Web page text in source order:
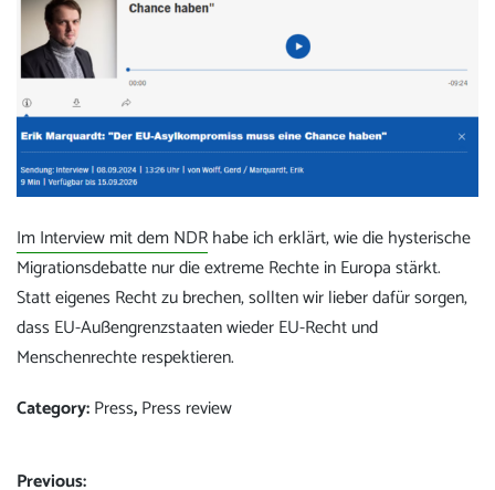
Im Interview mit dem NDRhabe ich erklärt, wie die hysterische
Migrationsdebatte nur die extreme Rechte in Europa stärkt.
Statt eigenes Recht zu brechen, sollten wir lieber dafür sorgen,
dass EU-Außengrenzstaaten wieder EU-Recht und
Menschenrechte respektieren.
Category:Press,Press review
Previous: